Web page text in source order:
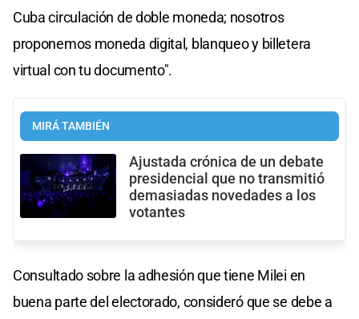
Cuba circulación de doble moneda; nosotros
proponemos moneda digital, blanqueo y billetera
virtual con tu documento".
MIRÁ TAMBIÉN
Ajustada crónica de un debate
presidencial que no transmitió
demasiadas novedades a los
votantes
Consultado sobre la adhesión que tiene Milei en
buena parte del electorado, consideró que se debe a